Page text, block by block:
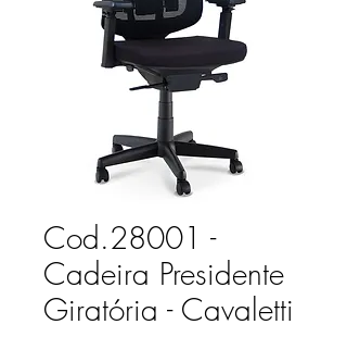
Cod.28001 -
Cadeira Presidente
Giratória - Cavaletti